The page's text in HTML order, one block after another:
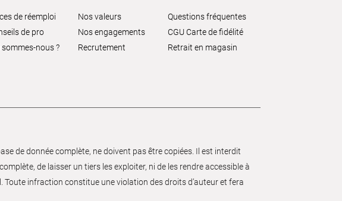
de réemploi
de pro
sommes-nous ?
Nos valeurs
Nos engagements
Recrutement
Questions fréquentes
CGU Carte de fidélité
Retrait en magasin
de donnée complète, ne doivent pas être copiées. Il est interdit
de laisser un tiers les exploiter, ni de les rendre accessible à
infraction constitue une violation des droits d’auteur et fera